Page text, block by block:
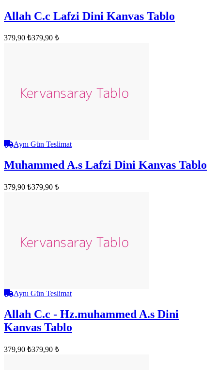
Allah C.c Lafzi Dini Kanvas Tablo
379,90 ₺379,90 ₺
Aynı Gün Teslimat
Muhammed A.s Lafzi Dini Kanvas Tablo
379,90 ₺379,90 ₺
Aynı Gün Teslimat
Allah C.c - Hz.muhammed A.s Dini
Kanvas Tablo
379,90 ₺379,90 ₺